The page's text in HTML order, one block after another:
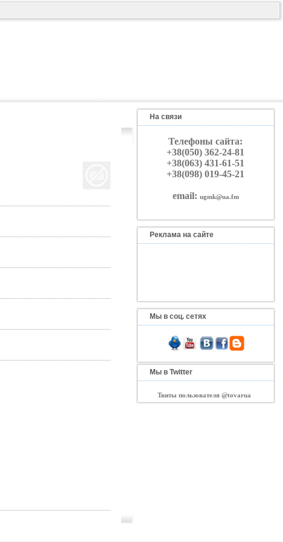
На связи
Телефоны сайта:
+38(050) 362-24-81
+38(063) 431-61-51
+38(098) 019-45-21
email: ugmk@ua.fm
Реклама на сайте
Мы в соц. сетях
Мы в Twitter
Твиты пользователя @tovarua